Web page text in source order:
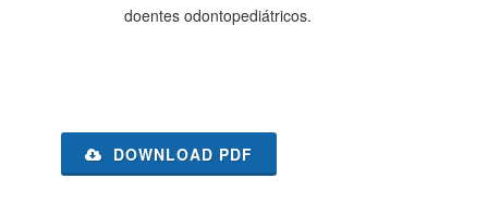
doentes odontopediátricos.
DOWNLOAD PDF